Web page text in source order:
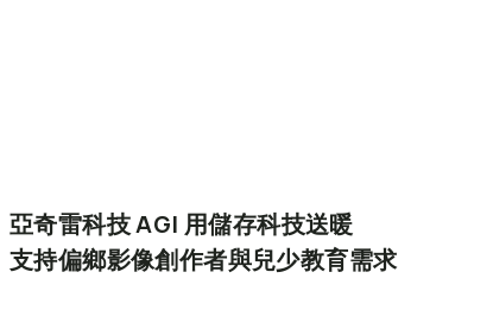
亞奇雷科技AGI 用儲存科技送暖
支持偏鄉影像創作者與兒少教育需求